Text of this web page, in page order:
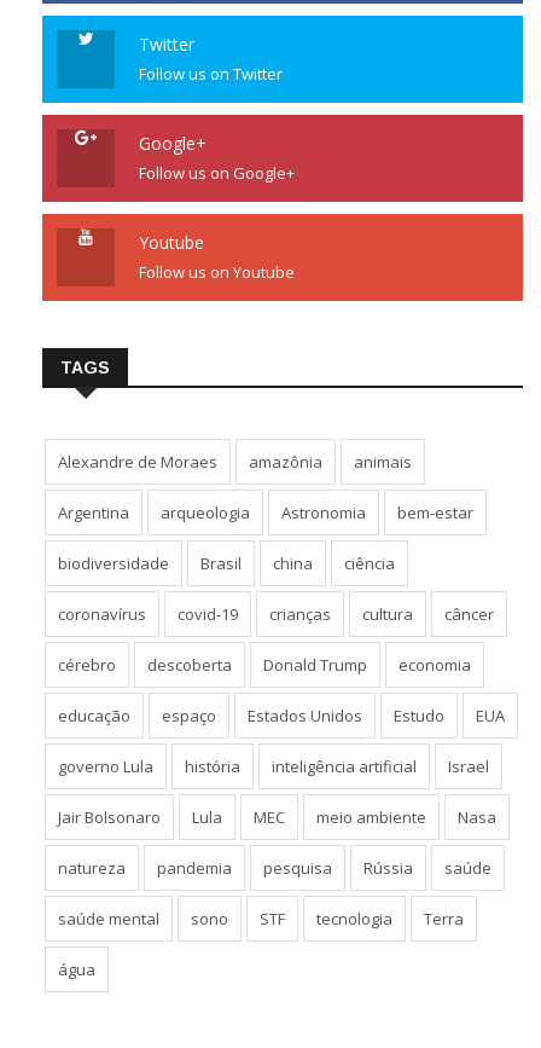
Twitter
Follow us on Twitter
Google+
Follow us on Google+
Youtube
Follow us on Youtube
TAGS
Alexandre de Moraes amazônia animais
Argentina arqueologia Astronomia bem-estar
biodiversidade Brasil china ciência
coronavírus covid-19 crianças cultura câncer
cérebro descoberta Donald Trump economia
educação espaço Estados Unidos Estudo EUA
governo Lula história inteligência artificial Israel
Jair Bolsonaro Lula MEC meio ambiente Nasa
natureza pandemia pesquisa Rússia saúde
saúde mental sono STF tecnologia Terra
água